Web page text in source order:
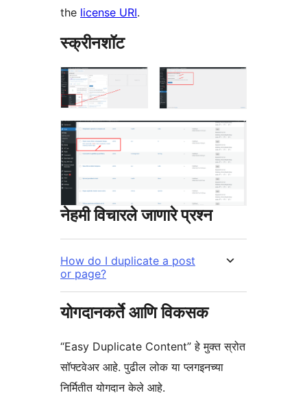
the license URI.
स्क्रीनशॉट
नेहमी विचारले जाणारे प्रश्न
How do I duplicate a post
or page?
योगदानकर्ते आणि विकसक
“Easy Duplicate Content” हे मुक्त स्रोत
सॉफ्टवेअर आहे. पुढील लोक या प्लगइनच्या
निर्मितीत योगदान केले आहे.